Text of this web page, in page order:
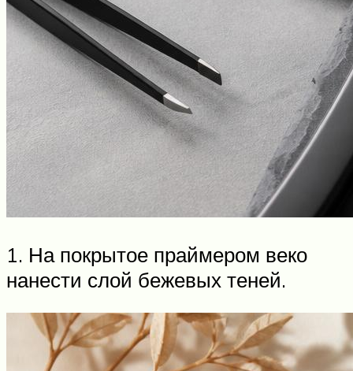
1. На покрытое праймером веко
нанести слой бежевых теней.